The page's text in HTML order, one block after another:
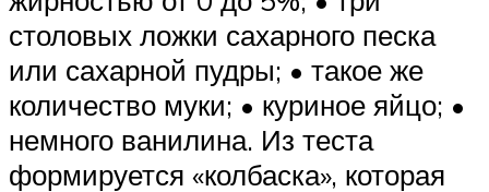
столовых ложки сахарного песка
или сахарной пудры; • такое же
количество муки; • куриное яйцо; •
немного ванилина. Из теста
формируется «колбаска», которая